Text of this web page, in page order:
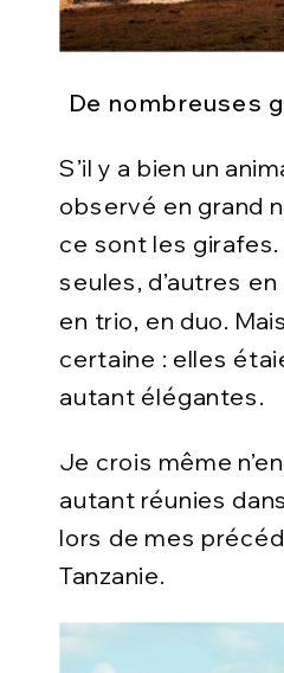
De nombreuses
S’il y a bien un
observé en grand
ce sont les
seules, d’autres
en trio, en duo.
certaine : elles
autant élégantes.
Je crois même
autant réunies
lors de mes
Tanzanie.